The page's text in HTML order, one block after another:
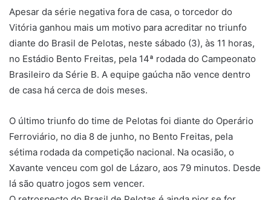
m
i
l
Apesar da série negativa fora de casa, o torcedor do
Vitória ganhou mais um motivo para acreditar no triunfo
diante do Brasil de Pelotas, neste sábado (3), às 11 horas,
no Estádio Bento Freitas, pela 14ª rodada do Campeonato
Brasileiro da Série B. A equipe gaúcha não vence dentro
de casa há cerca de dois meses.
O último triunfo do time de Pelotas foi diante do Operário
Ferroviário, no dia 8 de junho, no Bento Freitas, pela
sétima rodada da competição nacional. Na ocasião, o
Xavante venceu com gol de Lázaro, aos 79 minutos. Desde
lá são quatro jogos sem vencer.